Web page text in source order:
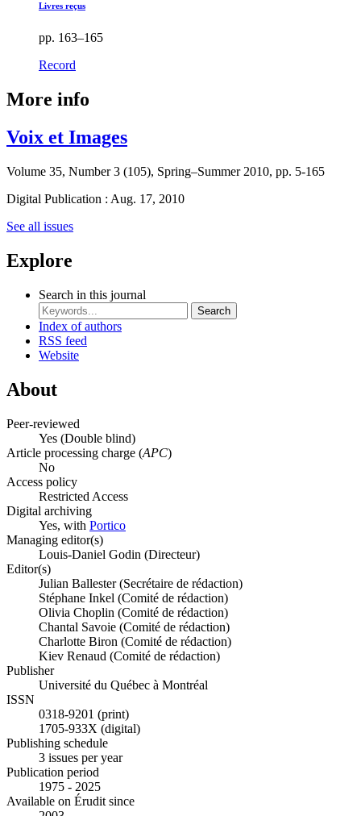
Livres reçus
pp. 163–165
Record
More info
Voix et Images
Volume 35, Number 3 (105), Spring–Summer 2010, pp. 5-165
Digital Publication : Aug. 17, 2010
See all issues
Explore
Search in this journal
Search
Index of authors
RSS feed
Website
About
Peer-reviewed
Yes (Double blind)
Article processing charge (APC)
No
Access policy
Restricted Access
Digital archiving
Yes, with Portico
Managing editor(s)
Louis-Daniel Godin (Directeur)
Editor(s)
Julian Ballester (Secrétaire de rédaction)
Stéphane Inkel (Comité de rédaction)
Olivia Choplin (Comité de rédaction)
Chantal Savoie (Comité de rédaction)
Charlotte Biron (Comité de rédaction)
Kiev Renaud (Comité de rédaction)
Publisher
Université du Québec à Montréal
ISSN
0318-9201 (print)
1705-933X (digital)
Publishing schedule
3 issues per year
Publication period
1975 - 2025
Available on Érudit since